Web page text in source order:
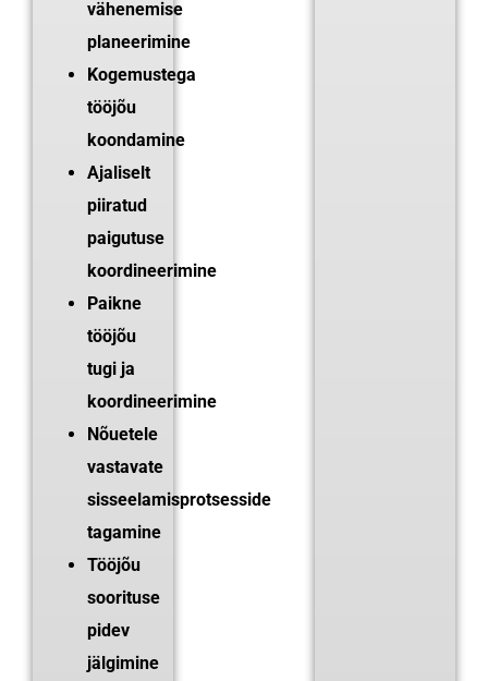
vähenemise
planeerimine
Kogemustega
tööjõu
koondamine
Ajaliselt
piiratud
paigutuse
koordineerimine
Paikne
tööjõu
tugi ja
koordineerimine
Nõuetele
vastavate
sisseelamisprotsesside
tagamine
Tööjõu
soorituse
pidev
jälgimine